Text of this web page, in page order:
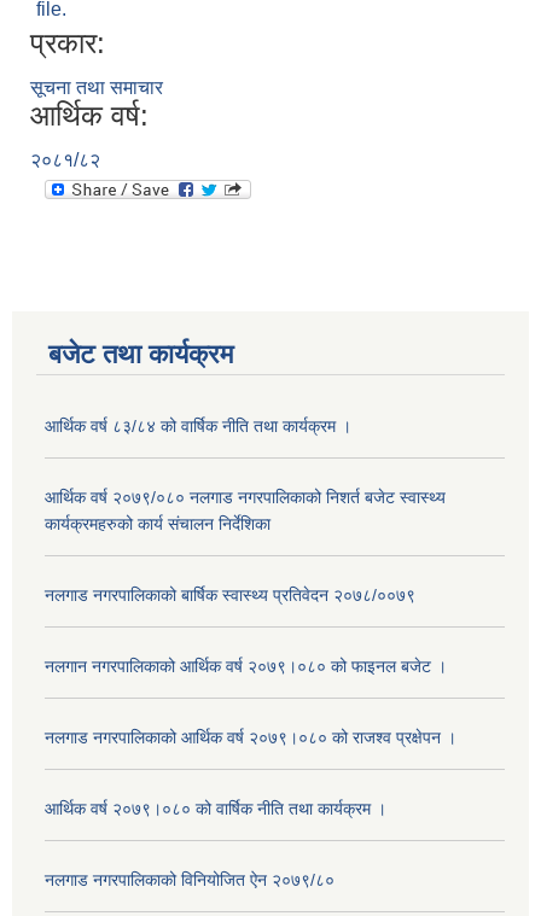
file.
प्रकार:
सूचना तथा समाचार
आर्थिक वर्ष:
२०८१/८२
बजेट तथा कार्यक्रम
आर्थिक वर्ष ८३/८४ को वार्षिक नीति तथा कार्यक्रम ।
आर्थिक वर्ष २०७९/०८० नलगाड नगरपालिकाको निशर्त बजेट स्वास्थ्य
कार्यक्रमहरुको कार्य संचालन निर्देशिका
नलगाड नगरपालिकाको बार्षिक स्वास्थ्य प्रतिवेदन २०७८/००७९
नलगान नगरपालिकाको आर्थिक वर्ष २०७९।०८० को फाइनल बजेट ।
नलगाड नगरपालिकाको आर्थिक वर्ष २०७९।०८० को राजश्व प्रक्षेपन ।
आर्थिक वर्ष २०७९।०८० को वार्षिक नीति तथा कार्यक्रम ।
नलगाड नगरपालिकाको विनियोजित ऐन २०७९/८०